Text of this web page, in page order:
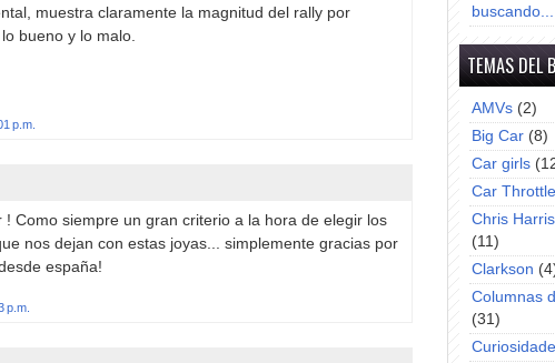
muestra claramente la magnitud del rally por
bueno y lo malo.
p.m.
! Como siempre un gran criterio a la hora de elegir los
nos dejan con estas joyas... simplemente gracias por
españa!
p.m.
buscando...
TEMAS DEL
AMVs (2)
Big Car (8)
Car girls
Car Throttle
Chris
(11)
Clarkson
Columnas
(31)